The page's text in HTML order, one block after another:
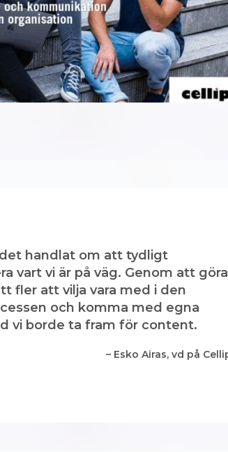
det handlat om att tydligt
vart vi är på väg. Genom att göra
fler att vilja vara med i den
och komma med egna
vi borde ta fram för content.
– Esko Airas, vd på